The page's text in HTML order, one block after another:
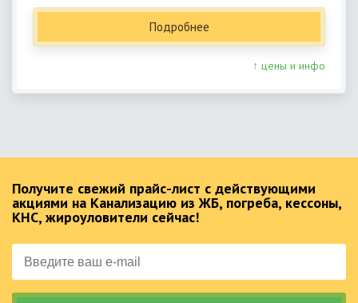
Подробнее
↑ цены и инфо
Получите свежий прайс-лист с действующими
акциями на Канализацию из ЖБ, погреба, кессоны,
КНС, жироуловители сейчас!